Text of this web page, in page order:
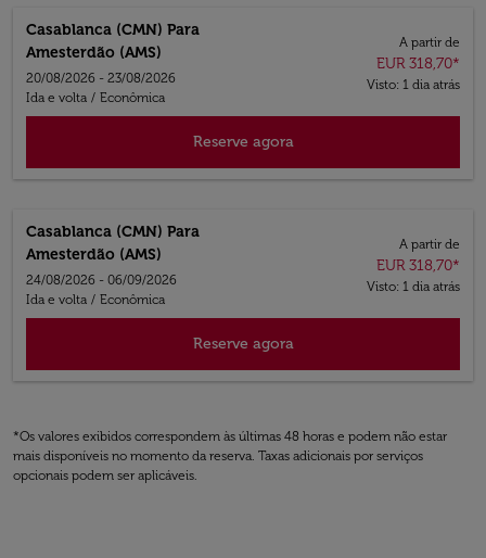
Casablanca (CMN) Para
Amesterdão (AMS)
20/08/2026 - 23/08/2026
Ida e volta / Econômica
A partir de
EUR 318,70*
Visto: 1 dia atrás
Reserve agora
Casablanca (CMN) Para
Amesterdão (AMS)
24/08/2026 - 06/09/2026
Ida e volta / Econômica
A partir de
EUR 318,70*
Visto: 1 dia atrás
Reserve agora
*Os valores exibidos correspondem às últimas 48 horas e podem não estar
mais disponíveis no momento da reserva. Taxas adicionais por serviços
opcionais podem ser aplicáveis.